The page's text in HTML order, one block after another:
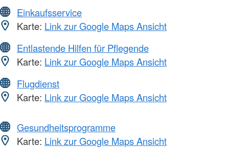
Einkaufsservice
Karte: Link zur Google Maps Ansicht
Entlastende Hilfen für Pflegende
Karte: Link zur Google Maps Ansicht
Flugdienst
Karte: Link zur Google Maps Ansicht
Gesundheitsprogramme
Karte: Link zur Google Maps Ansicht